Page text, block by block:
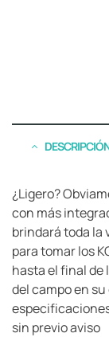
¿Ligero?
con más
brindará toda la
para tomar los
hasta el final de
del campo en
sin previo aviso